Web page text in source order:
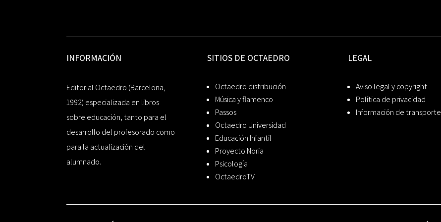
INFORMACIÓN
Editorial Octaedro (Barcelona,
1992) especializada en libros
sobre educación, tanto para el
desarrollo del profesorado como
para la actualización del
alumnado.
SITIOS DE OCTAEDRO
Octaedro distribución
Música y flamenco
Passos
Octaedro Universidad
Educación Infantil
Proyecto Noria
Psicología
OctaedroTV
LEGAL
Aviso legal y copyright
Política de privacidad
Información de transporte